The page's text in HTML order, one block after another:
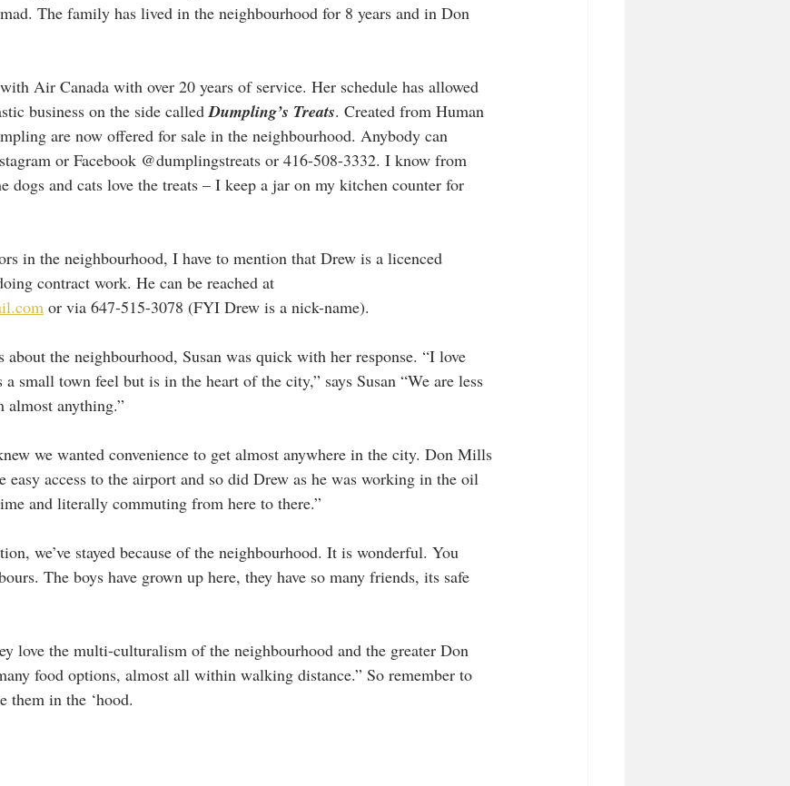
The family has lived in the neighbourhood for 8 years and in Don
Air Canada with over 20 years of service. Her schedule has allowed
business on the side called Dumpling’s Treats. Created from Human
are now offered for sale in the neighbourhood. Anybody can
or Facebook @dumplingstreats or 416-508-3332. I know from
dogs and cats love the treats – I keep a jar on my kitchen counter for
in the neighbourhood, I have to mention that Drew is a licenced
contract work. He can be reached at
or via 647-515-3078 (FYI Drew is a nick-name).
about the neighbourhood, Susan was quick with her response. “I love
a small town feel but is in the heart of the city,” says Susan “We are less
almost anything.”
we wanted convenience to get almost anywhere in the city. Don Mills
easy access to the airport and so did Drew as he was working in the oil
and literally commuting from here to there.”
we’ve stayed because of the neighbourhood. It is wonderful. You
The boys have grown up here, they have so many friends, its safe
love the multi-culturalism of the neighbourhood and the greater Don
food options, almost all within walking distance.” So remember to
them in the ‘hood.